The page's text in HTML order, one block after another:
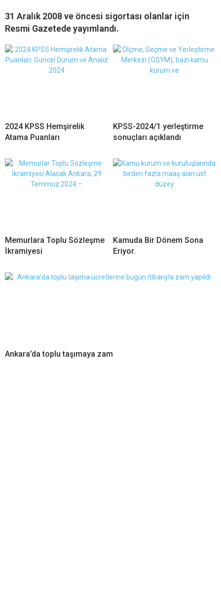
31 Aralık 2008 ve öncesi sigortası olanlar için
Resmi Gazetede yayımlandı.
2024 KPSS Hemşirelik
Atama Puanları
KPSS-2024/1 yerleştirme
sonuçları açıklandı
Memurlara Toplu Sözleşme
İkramiyesi
Kamuda Bir Dönem Sona
Eriyor.
Ankara’da toplu taşımaya zam